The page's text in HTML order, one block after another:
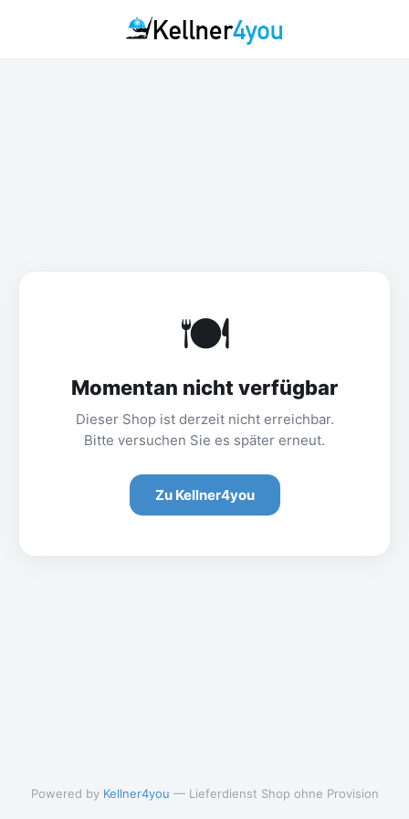
🍽️
Momentan nicht verfügbar
Dieser Shop ist derzeit nicht erreichbar.
Bitte versuchen Sie es später erneut.
Zu Kellner4you
Powered by Kellner4you — Lieferdienst Shop ohne Provision